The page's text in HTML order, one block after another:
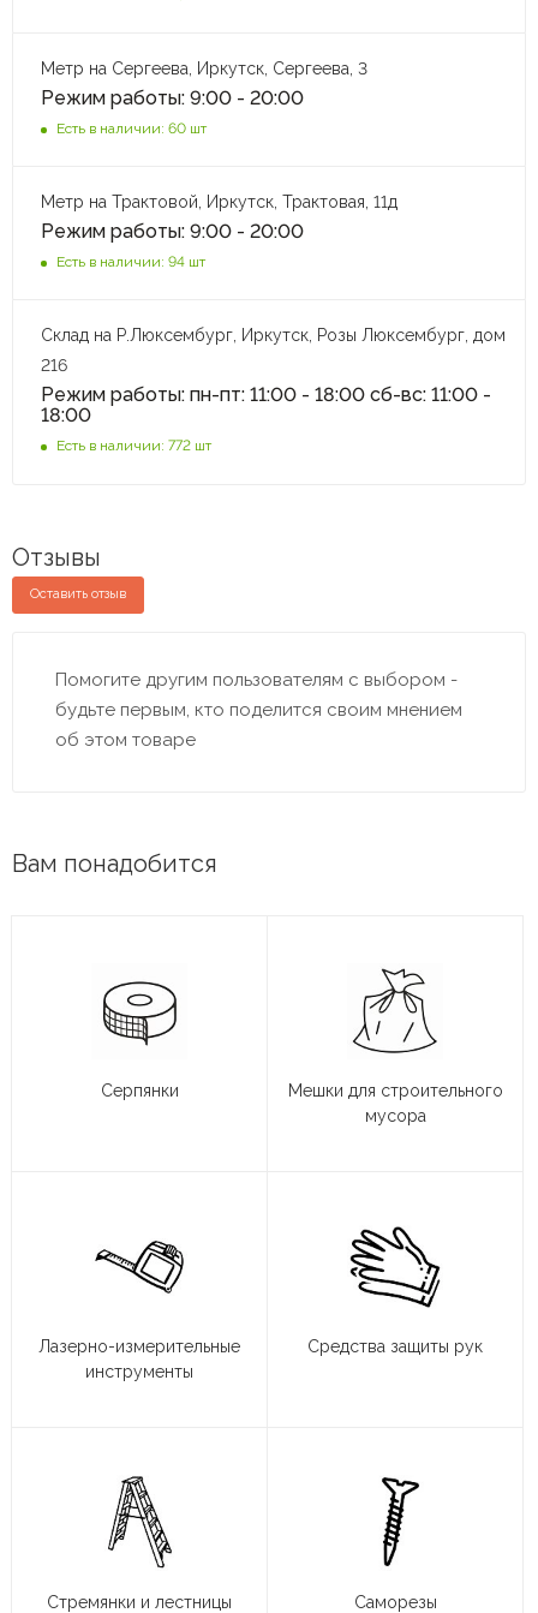
Метр на Сергеева, Иркутск, Сергеева, 3
Режим работы: 9:00 - 20:00
Есть в наличии: 60 шт
Метр на Трактовой, Иркутск, Трактовая, 11д
Режим работы: 9:00 - 20:00
Есть в наличии: 94 шт
Склад на Р.Люксембург, Иркутск, Розы Люксембург, дом
216
Режим работы: пн-пт: 11:00 - 18:00 сб-вс: 11:00 -
18:00
Есть в наличии: 772 шт
Отзывы
Оставить отзыв
Помогите другим пользователям с выбором -
будьте первым, кто поделится своим мнением
об этом товаре
Вам понадобится
Серпянки
Мешки для строительного
мусора
Лазерно-измерительные
инструменты
Средства защиты рук
Стремянки и лестницы Саморезы